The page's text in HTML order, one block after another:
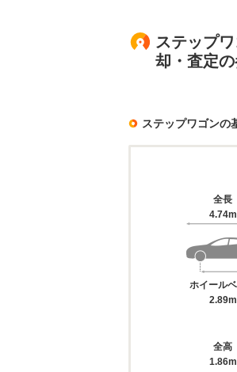
ステップ
却・査定
ステップワゴンの
全長
4.74m
ホイール
2.89m
全高
1.86m